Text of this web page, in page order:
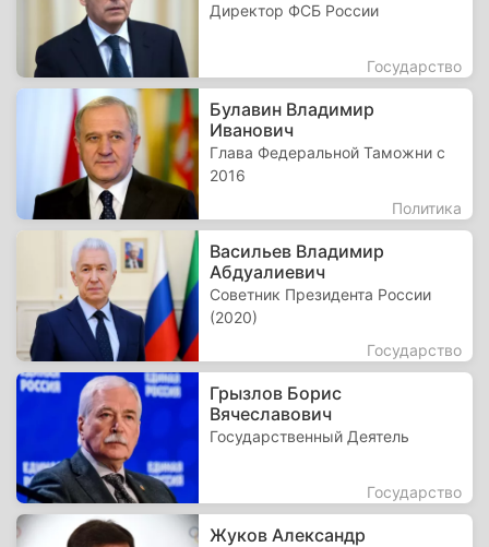
Директор ФСБ России
Государство
Булавин Владимир
Иванович
Глава Федеральной Таможни с
2016
Политика
Васильев Владимир
Абдуалиевич
Советник Президента России
(2020)
Государство
Грызлов Борис
Вячеславович
Государственный Деятель
Государство
Жуков Александр